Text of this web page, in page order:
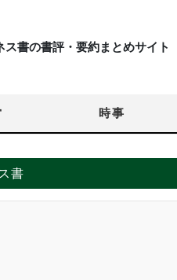
ス書の書評・要約まとめサイト
時事
書